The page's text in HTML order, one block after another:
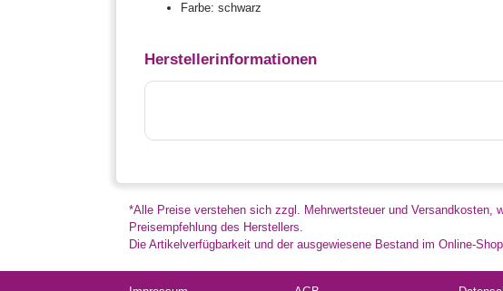
Farbe: schwarz
Herstellerinformationen
*Alle Preise verstehen sich zzgl. Mehrwertsteuer und Versandkosten,
Preisempfehlung des Herstellers.
Die Artikelverfügbarkeit und der ausgewiesene Bestand im Online-